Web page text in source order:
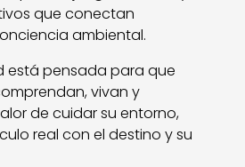
que conectan
ambiental.
está pensada para que
vivan y
de cuidar su entorno,
real con el destino y su